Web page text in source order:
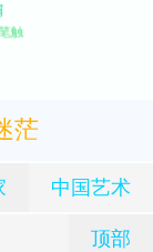
中国艺术
顶部
茫